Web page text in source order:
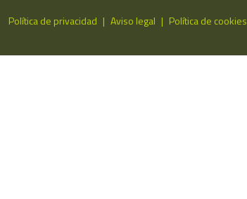
Política de privacidad Aviso legal Política de cookies